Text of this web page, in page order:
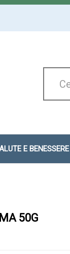
Prodotto
E BENESSERE
50G